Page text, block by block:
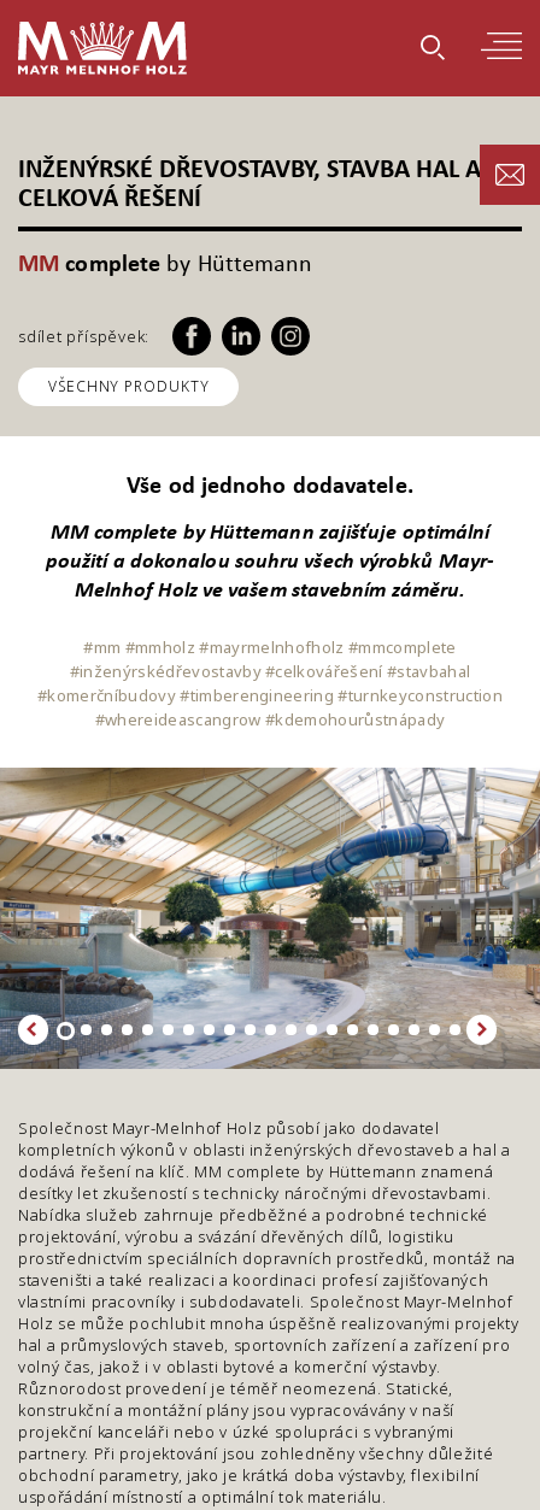
INŽENÝRSKÉ DŘEVOSTAVBY, STAVBA HAL A
CELKOVÁ ŘEŠENÍ
MM complete by Hüttemann
sdílet příspěvek:
VŠECHNY PRODUKTY
Vše od jednoho dodavatele.
MM complete by Hüttemann zajišťuje optimální
použití a dokonalou souhru všech výrobků Mayr-
Melnhof Holz ve vašem stavebním záměru.
#mm #mmholz #mayrmelnhofholz #mmcomplete
#inženýrskédřevostavby #celkovářešení #stavbahal
#komerčníbudovy #timberengineering #turnkeyconstruction
#whereideascangrow #kdemohourůstnápady
Společnost Mayr-Melnhof Holz působí jako dodavatel
kompletních výkonů v oblasti inženýrských dřevostaveb a hal a
dodává řešení na klíč. MM complete by Hüttemann znamená
desítky let zkušeností s technicky náročnými dřevostavbami.
Nabídka služeb zahrnuje předběžné a podrobné technické
projektování, výrobu a svázání dřevěných dílů, logistiku
prostřednictvím speciálních dopravních prostředků, montáž na
staveništi a také realizaci a koordinaci profesí zajišťovaných
vlastními pracovníky i subdodavateli. Společnost Mayr-Melnhof
Holz se může pochlubit mnoha úspěšně realizovanými projekty
hal a průmyslových staveb, sportovních zařízení a zařízení pro
volný čas, jakož i v oblasti bytové a komerční výstavby.
Různorodost provedení je téměř neomezená. Statické,
konstrukční a montážní plány jsou vypracovávány v naší
projekční kanceláři nebo v úzké spolupráci s vybranými
partnery. Při projektování jsou zohledněny všechny důležité
obchodní parametry, jako je krátká doba výstavby, flexibilní
uspořádání místností a optimální tok materiálu.